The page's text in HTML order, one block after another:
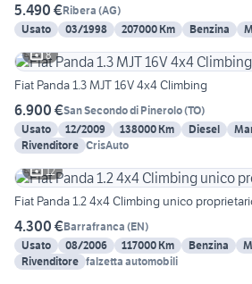
5.490 €Ribera (AG)
Usato
03/1998 207000 Km Benzina
8
Fiat Panda 1.3 MJT 16V 4x4 Climbing
6.900 €San Secondo di Pinerolo(TO)
Usato
12/2009 138000 Km Diesel
Rivenditore CrisAuto
12
Fiat Panda 1.2 4x4 Climbing unico
4.300 €Barrafranca (EN)
Usato
08/2006 117000 Km Benzina
Rivenditore falzetta automobili